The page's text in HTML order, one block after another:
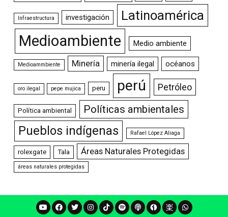
Infraestructura investigación Latinoamérica
Medioambiente Medio ambiente
Medioammbiente Minería minería ilegal océanos
oro ilegal pepe mujica peru perú Petróleo
Política ambiental Políticas ambientales
Pueblos indígenas Rafael López Aliaga
rolexgate Tala Áreas Naturales Protegidas
áreas naturales protegidas